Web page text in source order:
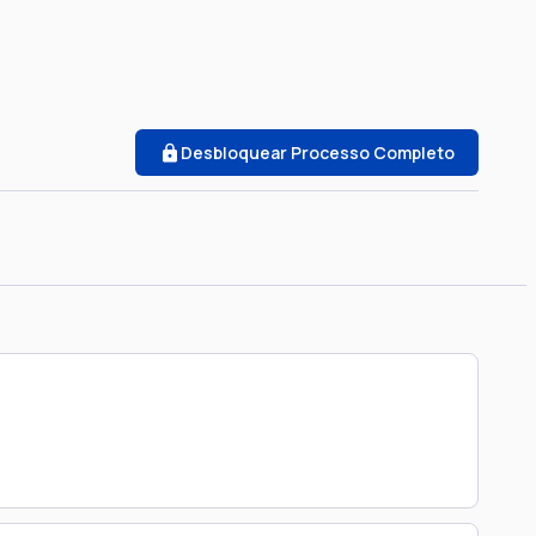
Desbloquear Processo Completo